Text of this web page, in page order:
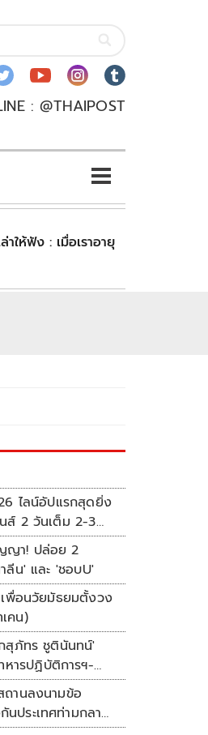
: @THAIPOST
ล่าให้ฟัง : เมื่อเราอายุ
ไลน์อัปแรกสุดยิ่ง
ส์ 2 วันเต็ม 2-3
ญา! ปล่อย 2
ลีน' และ 'ชอบU'
พื่อนวัยมัธยมตั้งวง
คน)
สุภัทร ชูตินันทน์'
ารปฏิบัติการฯ-
ตรี'
ถานลงนามข้อ
ประเทศท่ามกลาง